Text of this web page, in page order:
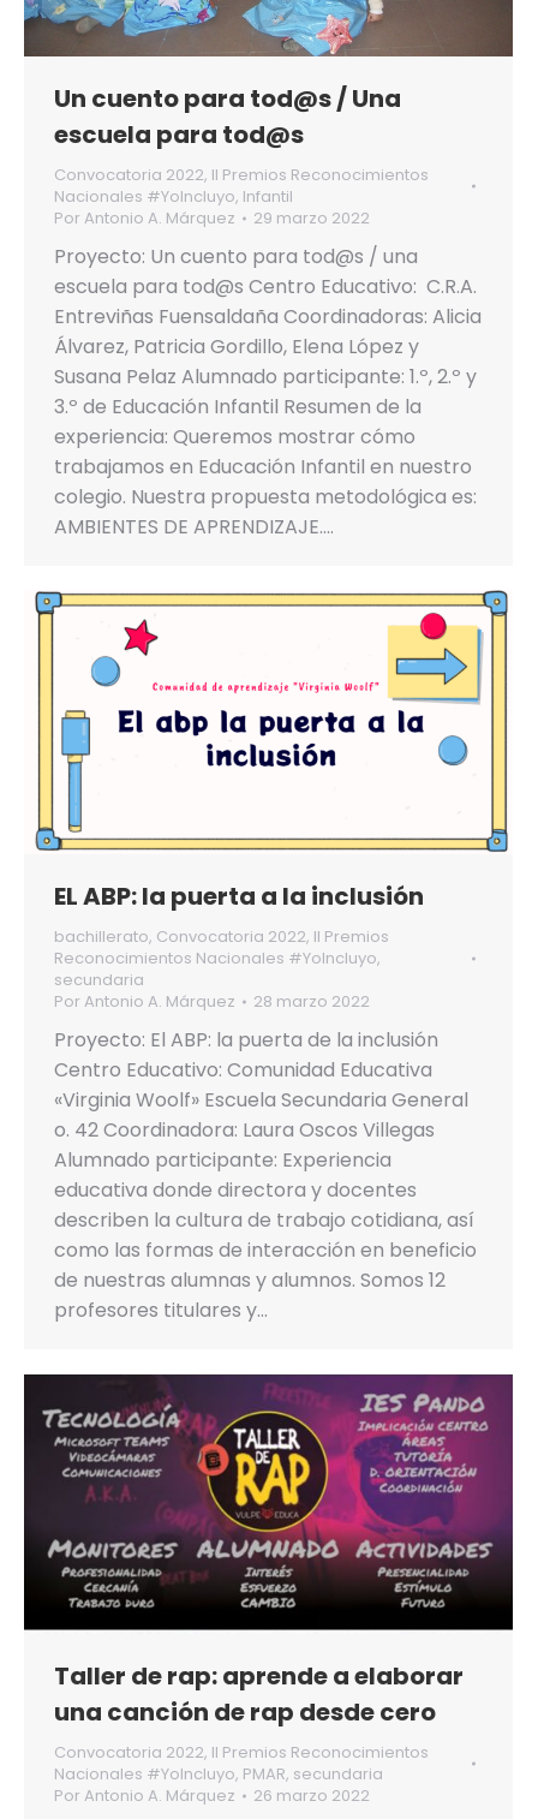
Un cuento para tod@s / Una
escuela para tod@s
Convocatoria 2022, II Premios Reconocimientos
Nacionales #YoIncluyo, Infantil
Por Antonio A. Márquez 29 marzo 2022
Proyecto: Un cuento para tod@s / una
escuela para tod@s Centro Educativo: C.R.A.
Entreviñas Fuensaldaña Coordinadoras: Alicia
Álvarez, Patricia Gordillo, Elena López y
Susana Pelaz Alumnado participante: 1.º, 2.º y
3.º de Educación Infantil Resumen de la
experiencia: Queremos mostrar cómo
trabajamos en Educación Infantil en nuestro
colegio. Nuestra propuesta metodológica es:
AMBIENTES DE APRENDIZAJE.…
EL ABP: la puerta a la inclusión
bachillerato, Convocatoria 2022, II Premios
Reconocimientos Nacionales #YoIncluyo,
secundaria
Por Antonio A. Márquez 28 marzo 2022
Proyecto: El ABP: la puerta de la inclusión
Centro Educativo: Comunidad Educativa
«Virginia Woolf» Escuela Secundaria General
o. 42 Coordinadora: Laura Oscos Villegas
Alumnado participante: Experiencia
educativa donde directora y docentes
describen la cultura de trabajo cotidiana, así
como las formas de interacción en beneficio
de nuestras alumnas y alumnos. Somos 12
profesores titulares y…
Taller de rap: aprende a elaborar
una canción de rap desde cero
Convocatoria 2022, II Premios Reconocimientos
Nacionales #YoIncluyo, PMAR, secundaria
Por Antonio A. Márquez 26 marzo 2022